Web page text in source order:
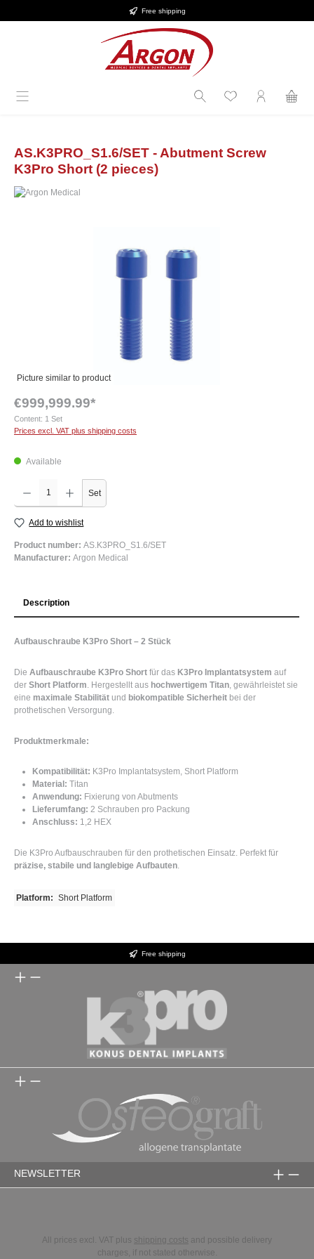
Free shipping
AS.K3PRO_S1.6/SET - Abutment Screw
K3Pro Short (2 pieces)
Picture similar to product
€999,999.99*
Content: 1 Set
Prices excl. VAT plus shipping costs
Available
Product Quantity: Enter the desired amount or use the buttons to increase or decrease the
Set
Add to wishlist
Product number: AS.K3PRO_S1.6/SET
Manufacturer: Argon Medical
Description
Aufbauschraube K3Pro Short – 2 Stück
Die Aufbauschraube K3Pro Short für das K3Pro Implantatsystem auf
der Short Platform. Hergestellt aus hochwertigem Titan, gewährleistet sie
eine maximale Stabilität und biokompatible Sicherheit bei der
prothetischen Versorgung.
Produktmerkmale:
Kompatibilität: K3Pro Implantatsystem, Short Platform
Material: Titan
Anwendung: Fixierung von Abutments
Lieferumfang: 2 Schrauben pro Packung
Anschluss: 1,2 HEX
Die K3Pro Aufbauschrauben für den prothetischen Einsatz. Perfekt für
präzise, stabile und langlebige Aufbauten
Platform: Short Platform
Free shipping
NEWSLETTER
All prices excl. VAT plus shipping costs and possible delivery
charges, if not stated otherwise.